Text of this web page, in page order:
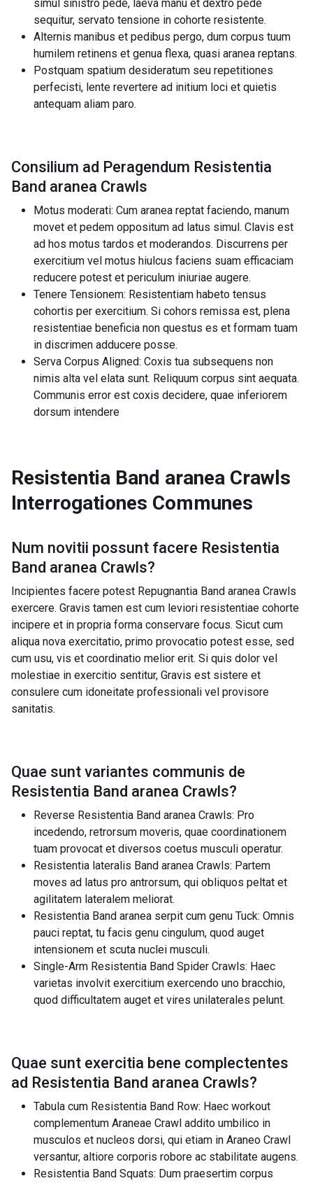
simul sinistro pede, laeva manu et dextro pede
sequitur, servato tensione in cohorte resistente.
Alternis manibus et pedibus pergo, dum corpus tuum
humilem retinens et genua flexa, quasi aranea reptans.
Postquam spatium desideratum seu repetitiones
perfecisti, lente revertere ad initium loci et quietis
antequam aliam paro.
Consilium ad Peragendum Resistentia
Band aranea Crawls
Motus moderati: Cum aranea reptat faciendo, manum
movet et pedem oppositum ad latus simul. Clavis est
ad hos motus tardos et moderandos. Discurrens per
exercitium vel motus hiulcus faciens suam efficaciam
reducere potest et periculum iniuriae augere.
Tenere Tensionem: Resistentiam habeto tensus
cohortis per exercitium. Si cohors remissa est, plena
resistentiae beneficia non questus es et formam tuam
in discrimen adducere posse.
Serva Corpus Aligned: Coxis tua subsequens non
nimis alta vel elata sunt. Reliquum corpus sint aequata.
Communis error est coxis decidere, quae inferiorem
dorsum intendere
Resistentia Band aranea Crawls
Interrogationes Communes
Num novitii possunt facere Resistentia
Band aranea Crawls?
Incipientes facere potest Repugnantia Band aranea Crawls
exercere. Gravis tamen est cum leviori resistentiae cohorte
incipere et in propria forma conservare focus. Sicut cum
aliqua nova exercitatio, primo provocatio potest esse, sed
cum usu, vis et coordinatio melior erit. Si quis dolor vel
molestiae in exercitio sentitur, Gravis est sistere et
consulere cum idoneitate professionali vel provisore
sanitatis.
Quae sunt variantes communis de
Resistentia Band aranea Crawls?
Reverse Resistentia Band aranea Crawls: Pro
incedendo, retrorsum moveris, quae coordinationem
tuam provocat et diversos coetus musculi operatur.
Resistentia lateralis Band aranea Crawls: Partem
moves ad latus pro antrorsum, qui obliquos peltat et
agilitatem lateralem meliorat.
Resistentia Band aranea serpit cum genu Tuck: Omnis
pauci reptat, tu facis genu cingulum, quod auget
intensionem et scuta nuclei musculi.
Single-Arm Resistentia Band Spider Crawls: Haec
varietas involvit exercitium exercendo uno bracchio,
quod difficultatem auget et vires unilaterales pelunt.
Quae sunt exercitia bene complectentes
ad Resistentia Band aranea Crawls?
Tabula cum Resistentia Band Row: Haec workout
complementum Araneae Crawl addito umbilico in
musculos et nucleos dorsi, qui etiam in Araneo Crawl
versantur, altiore corporis robore ac stabilitate augens.
Resistentia Band Squats: Dum praesertim corpus